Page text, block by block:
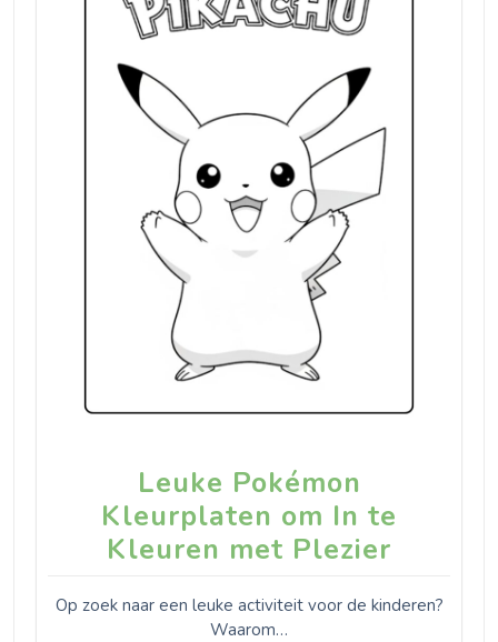
Leuke Pokémon
Kleurplaten om In te
Kleuren met Plezier
Op zoek naar een leuke activiteit voor de kinderen?
Waarom…